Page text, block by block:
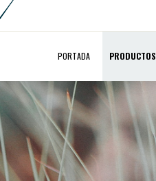
PORTADA PRODUCTOS